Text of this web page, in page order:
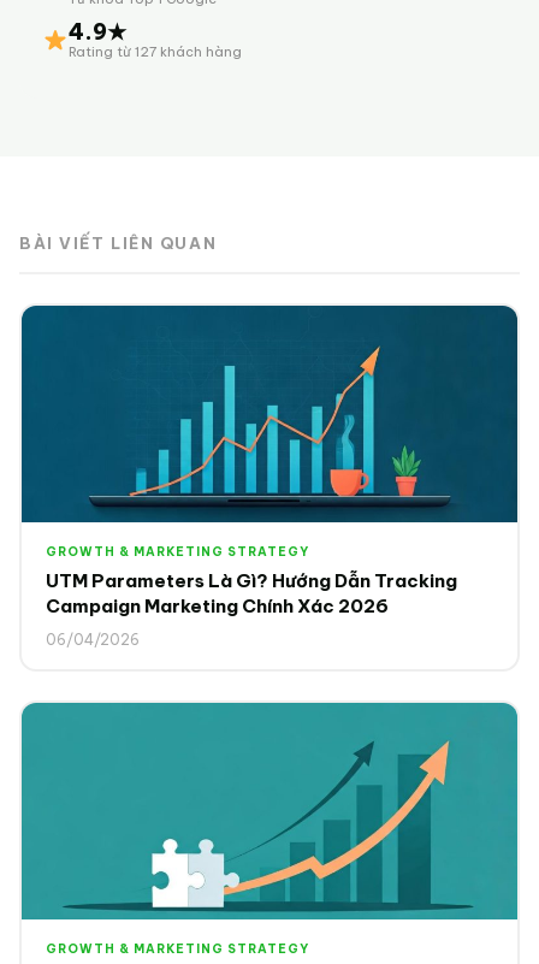
4.9★
Rating từ 127 khách hàng
BÀI VIẾT LIÊN QUAN
GROWTH & MARKETING STRATEGY
UTM Parameters Là Gì? Hướng Dẫn Tracking
Campaign Marketing Chính Xác 2026
06/04/2026
GROWTH & MARKETING STRATEGY